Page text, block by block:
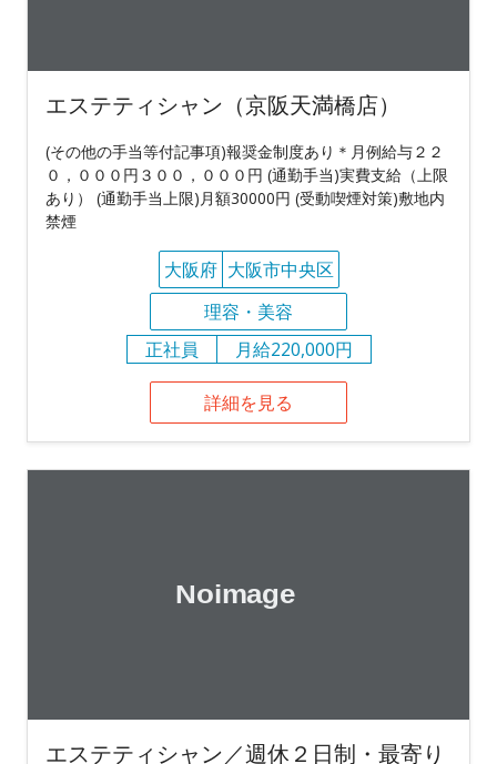
エステティシャン（京阪天満橋店）
(その他の手当等付記事項)報奨金制度あり＊月例給与２２
０，０００円３００，０００円 (通勤手当)実費支給（上限
あり） (通勤手当上限)月額30000円 (受動喫煙対策)敷地内
禁煙
大阪府 大阪市中央区
理容・美容
正社員
月給220,000円
詳細を見る
エステティシャン／週休２日制・最寄り